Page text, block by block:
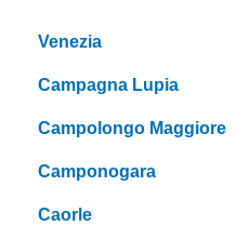
Venezia
Campagna Lupia
Campolongo Maggiore
Camponogara
Caorle